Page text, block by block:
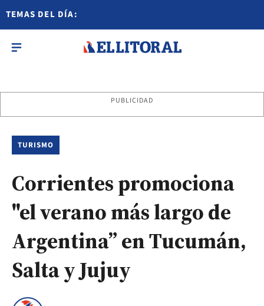
TEMAS DEL DÍA:
PUBLICIDAD
TURISMO
Corrientes promociona
"el verano más largo de
Argentina” en Tucumán,
Salta y Jujuy